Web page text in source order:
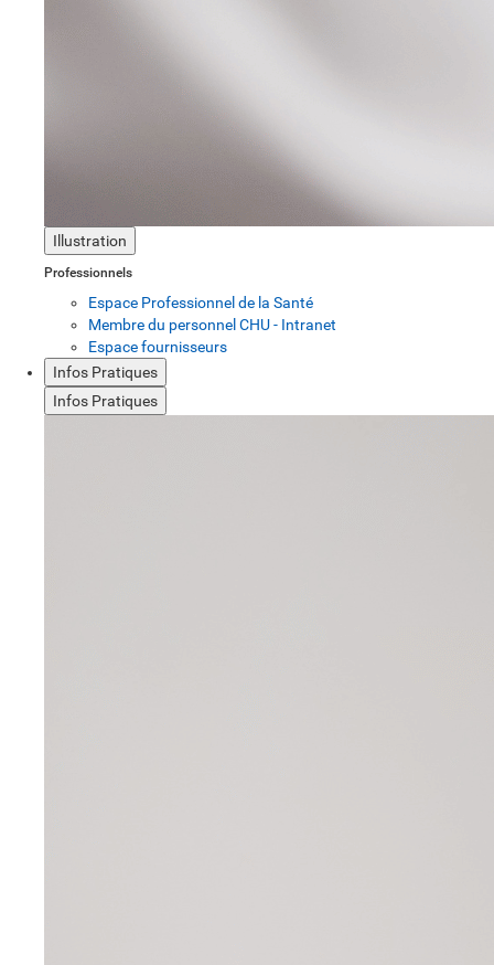
Illustration
Professionnels
Espace Professionnel de la Santé
Membre du personnel CHU - Intranet
Espace fournisseurs
Infos Pratiques
Infos Pratiques